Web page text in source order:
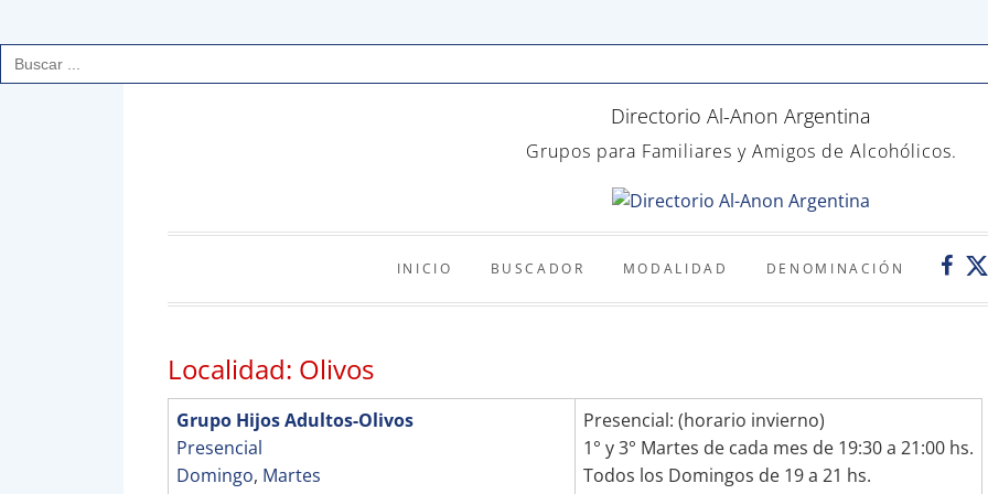
Buscar:
Directorio Al-Anon Argentina
Grupos para Familiares y Amigos de Alcohólicos.
INICIO BUSCADOR MODALIDAD DENOMINACIÓN
Localidad: Olivos
Grupo Hijos Adultos-Olivos
Presencial
Domingo, Martes
Presencial: (horario invierno)
1° y 3° Martes de cada mes de 19:30 a 21:00 hs.
Todos los Domingos de 19 a 21 hs.